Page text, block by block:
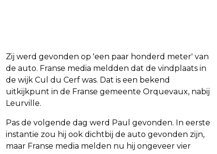
Zij werd gevonden op 'een paar honderd meter' van
de auto. Franse media meldden dat de vindplaats in
de wijk Cul du Cerf was. Dat is een bekend
uitkijkpunt in de Franse gemeente Orquevaux, nabij
Leurville.
Pas de volgende dag werd Paul gevonden. In eerste
instantie zou hij ook dichtbij de auto gevonden zijn,
maar Franse media melden nu hij ongeveer vier